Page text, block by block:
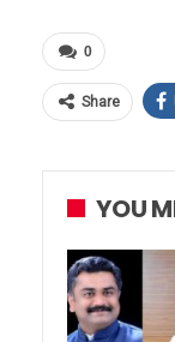
0
Share
YOU